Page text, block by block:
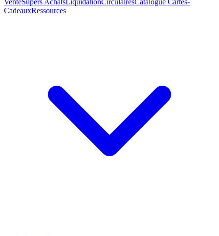
VenteSupers AchatsLiquidationCirculairesCatalogue Cartes-
CadeauxRessources